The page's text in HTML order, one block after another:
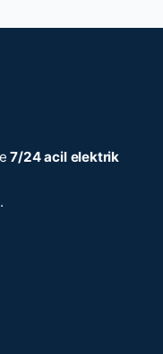
7/24 acil elektrik